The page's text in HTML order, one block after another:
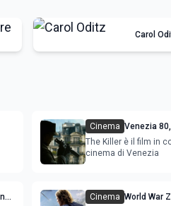
Carol
Cinema Venezia
The Killer è il film in
cinema di Venezia
Cinema World War